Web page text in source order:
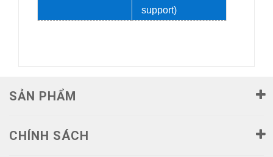
support)
SẢN PHẨM
CHÍNH SÁCH